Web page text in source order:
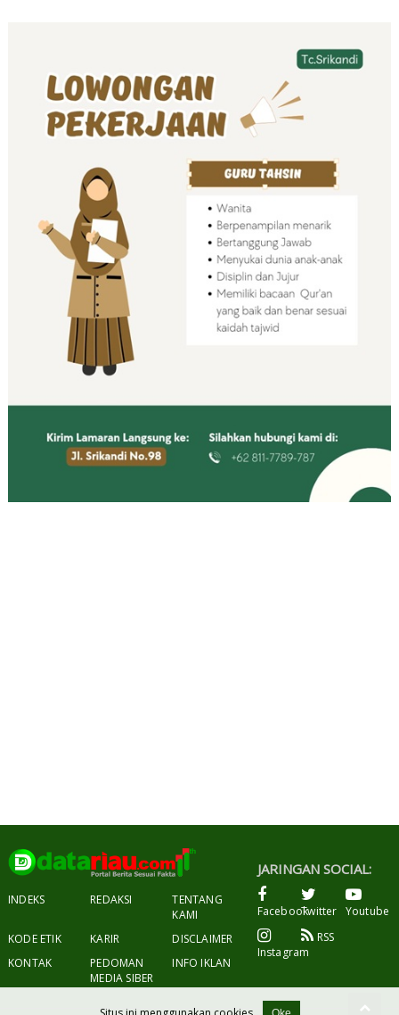
INDEKS REDAKSI
TENTANG
KAMI
KODE ETIK
KARIR
DISCLAIMER
KONTAK
PEDOMAN
MEDIA SIBER
INFO IKLAN
JARINGAN SOCIAL:
FacebookTwitter Youtube
Instagram
RSS